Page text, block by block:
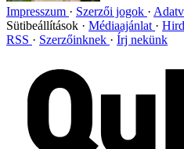
Impresszum Szerzői jogok
Sütibeállítások
Médiaajánlat
RSS
Szerzőinknek Írj nekünk